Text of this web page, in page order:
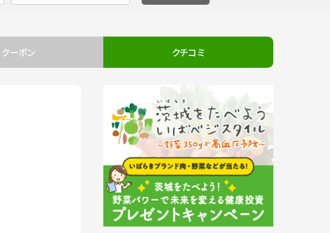
クーポン クチコミ